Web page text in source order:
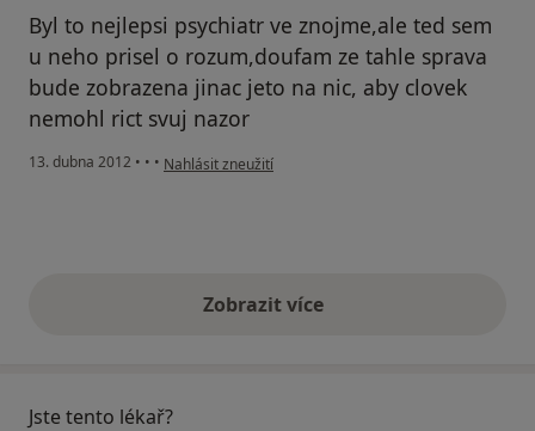
Byl to nejlepsi psychiatr ve znojme,ale ted sem
u neho prisel o rozum,doufam ze tahle sprava
bude zobrazena jinac jeto na nic, aby clovek
nemohl rict svuj nazor
13. dubna 2012 • • • podle názoru uživatele Váš účet byl odstraněn
Nahlásit zneužití
Zobrazit vícevýše uvedené názory
Jste tento lékař?